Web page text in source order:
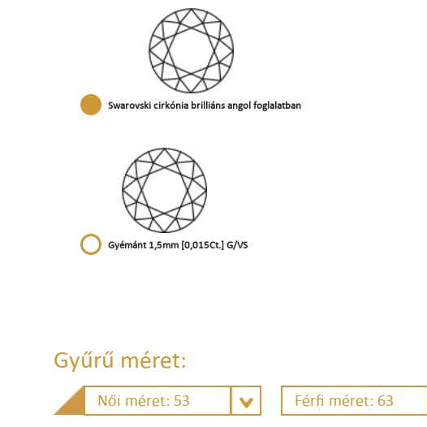
Swarovski cirkónia brilliáns angol foglalatban
Gyémánt 1,5mm [0,015Ct.] G/VS
Gyűrű méret:
Női méret: 53 Férfi méret: 63